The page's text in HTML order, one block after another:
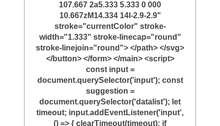
107.667 2a5.333 5.333 0 000
10.667zM14.334 14l-2.9-2.9"
stroke="currentColor" stroke-
width="1.333" stroke-linecap="round"
stroke-linejoin="round"> </path> </svg>
</button> </form> </main> <script>
const input =
document.querySelector('input'); const
suggestion =
document.querySelector('datalist'); let
timeout; input.addEventListener('input',
() => { clearTimeout(timeout); if